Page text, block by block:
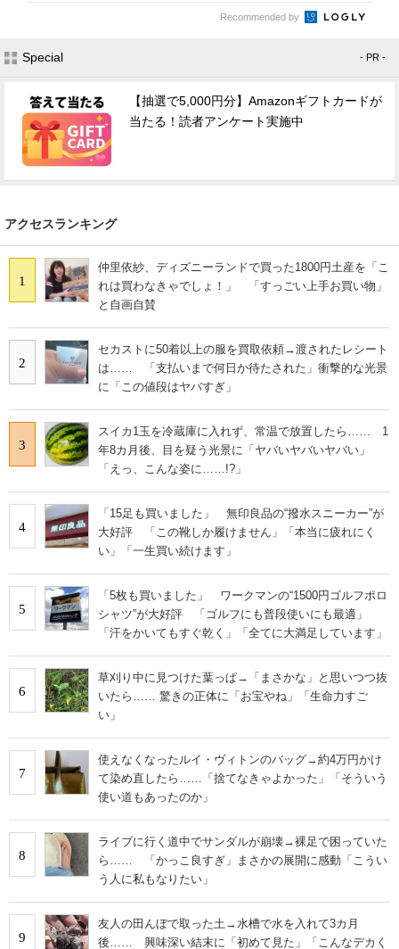
Recommended by
Special - PR -
【抽選で5,000円分】Amazonギフトカードが
当たる！読者アンケート実施中
アクセスランキング
1
仲里依紗、ディズニーランドで買った1800円土産を「こ
れは買わなきゃでしょ！」 「すっごい上手お買い物」
と自画自賛
2
セカストに50着以上の服を買取依頼→渡されたレシート
は…… 「支払いまで何日か待たされた」衝撃的な光景
に「この値段はヤバすぎ」
3
スイカ1玉を冷蔵庫に入れず、常温で放置したら…… 1
年8カ月後、目を疑う光景に「ヤバいヤバいヤバい」
「えっ、こんな姿に……!?」
4
「15足も買いました」 無印良品の“撥水スニーカー”が
大好評 「この靴しか履けません」「本当に疲れにく
い」「一生買い続けます」
5
「5枚も買いました」 ワークマンの“1500円ゴルフポロ
シャツ”が大好評 「ゴルフにも普段使いにも最適」
「汗をかいてもすぐ乾く」「全てに大満足しています」
6
草刈り中に見つけた葉っぱ→「まさかな」と思いつつ抜
いたら…… 驚きの正体に「お宝やね」「生命力すご
い」
7
使えなくなったルイ・ヴィトンのバッグ→約4万円かけ
て染め直したら……「捨てなきゃよかった」「そういう
使い道もあったのか」
8
ライブに行く道中でサンダルが崩壊→裸足で困っていた
ら…… 「かっこ良すぎ」まさかの展開に感動「こうい
う人に私もなりたい」
9
友人の田んぼで取った土→水槽で水を入れて3カ月
後…… 興味深い結末に「初めて見た」「こんなデカく